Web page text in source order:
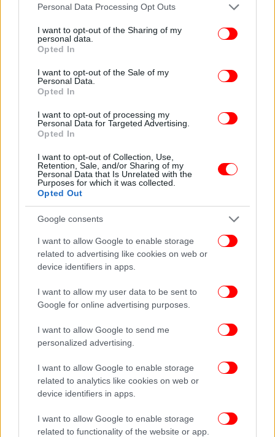
Please note that this website/app uses one or more Google
not limited to your visit or usage behaviour. You may click to
grant or deny consent to Google and its third-party tags to
use your data for below specified purposes in below Google
consent section.
Personal Data Processing Opt Outs
I want to opt-out of the Sharing of my
personal data.
Opted In
I want to opt-out of the Sale of my
Personal Data.
Opted In
I want to opt-out of processing my
Personal Data for Targeted Advertising.
Opted In
I want to opt-out of Collection, Use,
Retention, Sale, and/or Sharing of my
Personal Data that Is Unrelated with the
Purposes for which it was collected.
Opted Out
Google consents
I want to allow Google to enable storage
related to advertising like cookies on web or
device identifiers in apps.
I want to allow my user data to be sent to
Google for online advertising purposes.
I want to allow Google to send me
personalized advertising.
I want to allow Google to enable storage
related to analytics like cookies on web or
device identifiers in apps.
I want to allow Google to enable storage
related to functionality of the website or app.
Ακολουθήστε το στο Google News
και μάθετε
πρώτοι όλες τις ειδήσεις
Δείτε όλες τις τελευταίεςΕιδήσειςαπό την Ελλάδα και τον Κόσμο,
ΔΗΜΌΣΙΟ ΧΡΈΟΣ ΟΔΔΗΧ
ΈΝΤΟΚΑ